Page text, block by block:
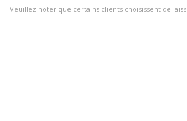
Veuillez noter que certains clients choisissent de